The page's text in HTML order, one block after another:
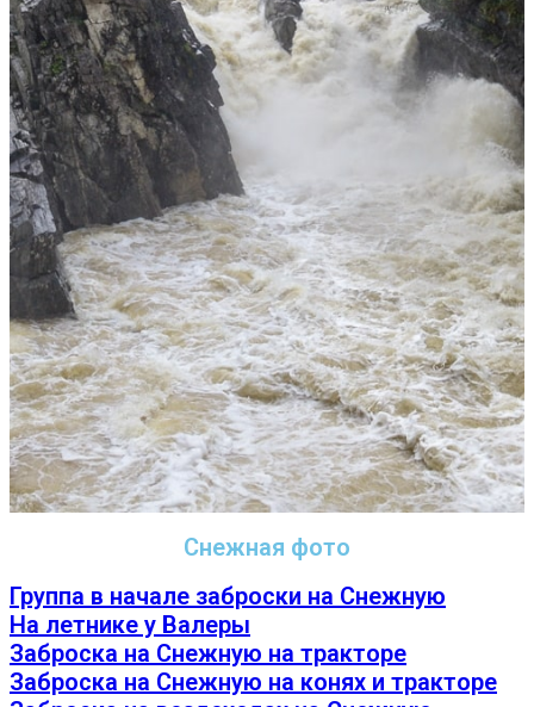
Снежная фото
Группа в начале заброски на Снежную
На летнике у Валеры
Заброска на Снежную на тракторе
Заброска на Снежную на конях и тракторе